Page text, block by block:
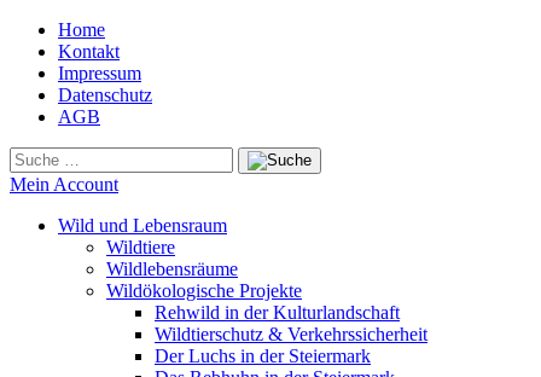
Home
Kontakt
Impressum
Datenschutz
AGB
Mein Account
Wild und Lebensraum
Wildtiere
Wildlebensräume
Wildökologische Projekte
Rehwild in der Kulturlandschaft
Wildtierschutz & Verkehrssicherheit
Der Luchs in der Steiermark